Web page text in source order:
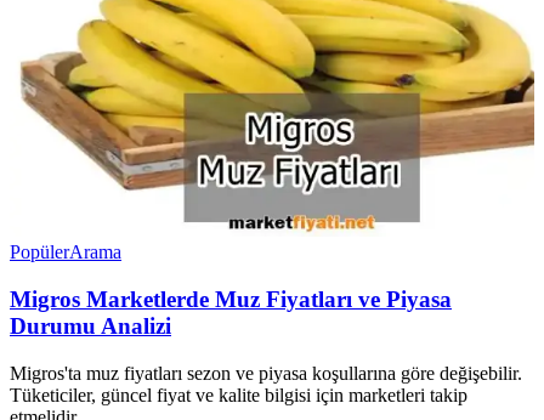
PopülerArama
Migros Marketlerde Muz Fiyatları ve Piyasa
Durumu Analizi
Migros'ta muz fiyatları sezon ve piyasa koşullarına göre değişebilir.
Tüketiciler, güncel fiyat ve kalite bilgisi için marketleri takip